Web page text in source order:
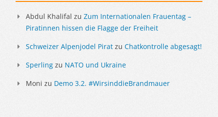
Abdul Khalifal zu Zum Internationalen Frauentag –
Piratinnen hissen die Flagge der Freiheit
Schweizer Alpenjodel Pirat zu Chatkontrolle abgesagt!
Sperling zu NATO und Ukraine
Moni zu Demo 3.2. #WirsinddieBrandmauer